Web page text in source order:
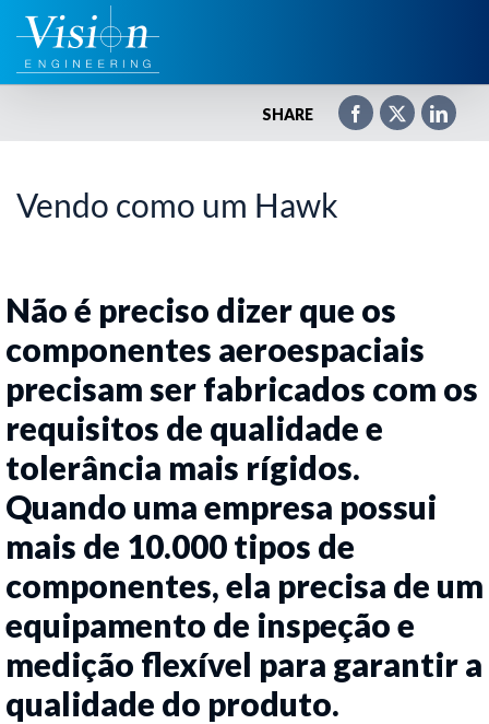
para
SHARE
Vendo como um Hawk
Não é preciso dizer que os
componentes aeroespaciais
precisam ser fabricados com os
requisitos de qualidade e
tolerância mais rígidos.
Quando uma empresa possui
mais de 10.000 tipos de
componentes, ela precisa de um
equipamento de inspeção e
medição flexível para garantir a
qualidade do produto.